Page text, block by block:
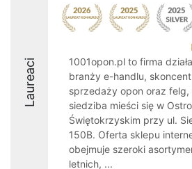
Laureaci
1001opon.pl to firma
branży e-handlu,
sprzedaży opon oraz felg,
siedziba mieści się w
Świętokrzyskim przy ul.
150B. Oferta sklepu
obejmuje szeroki
letnich, ...